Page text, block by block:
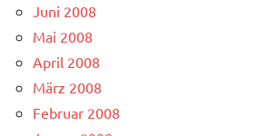
Juni 2008
Mai 2008
April 2008
März 2008
Februar 2008